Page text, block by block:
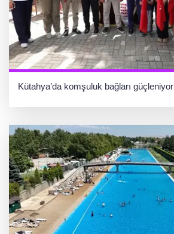
Kütahya’da komşuluk bağları güçleniyor